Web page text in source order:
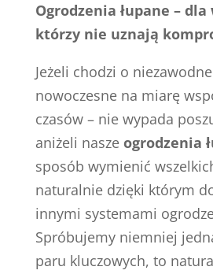
Ogrodzenia łupane –
którzy nie uznają
Jeżeli chodzi o
nowoczesne na miarę
czasów – nie wypada
aniżeli nasze ogrodzenia
sposób wymienić
naturalnie dzięki którym
innymi systemami
Spróbujemy niemniej
paru kluczowych, to